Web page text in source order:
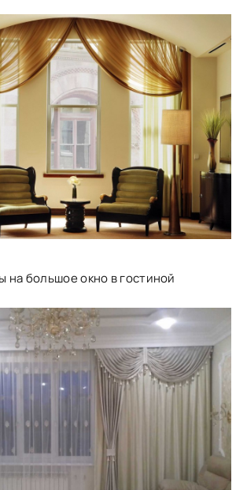
на большое окно в гостиной